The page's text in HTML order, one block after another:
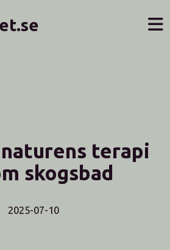
terapi
skogsbad
2025-07-10